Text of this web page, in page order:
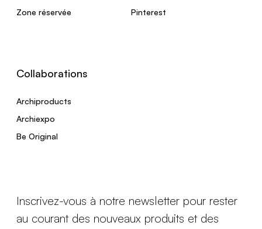
Zone réservée
Pinterest
Collaborations
Archiproducts
Archiexpo
Be Original
Inscrivez-vous à notre newsletter pour rester
au courant des nouveaux produits et des